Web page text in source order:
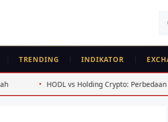
TRENDING INDIKATOR
HODL vs Holding Crypto: Perbedaan dan